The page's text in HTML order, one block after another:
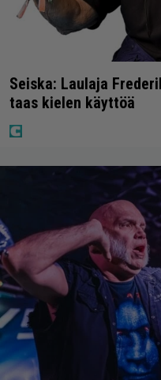
Seiska: Laulaja
taas kielen käyttöä